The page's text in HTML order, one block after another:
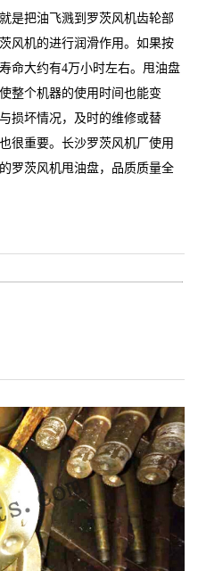
是把油飞溅到罗茨风机齿轮部
风机的进行润滑作用。如果按
命大约有4万小时左右。甩油盘
整个机器的使用时间也能变
损坏情况，及时的维修或替
很重要。长沙罗茨风机厂使用
罗茨风机甩油盘，品质质量全